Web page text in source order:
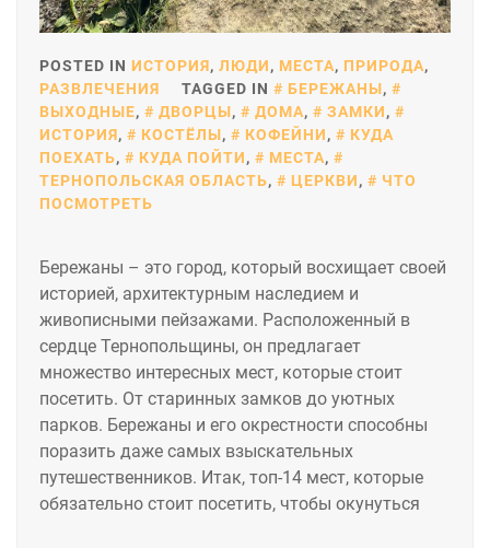
POSTED IN ИСТОРИЯ, ЛЮДИ, МЕСТА, ПРИРОДА,
РАЗВЛЕЧЕНИЯ
TAGGED IN БЕРЕЖАНЫ,
ВЫХОДНЫЕ, ДВОРЦЫ, ДОМА, ЗАМКИ,
ИСТОРИЯ, КОСТЁЛЫ, КОФЕЙНИ,
КУДА
ПОЕХАТЬ, КУДА ПОЙТИ, МЕСТА,
ТЕРНОПОЛЬСКАЯ ОБЛАСТЬ, ЦЕРКВИ,
ЧТО
ПОСМОТРЕТЬ
Бережаны – это город, который восхищает своей
историей, архитектурным наследием и
живописными пейзажами. Расположенный в
сердце Тернопольщины, он предлагает
множество интересных мест, которые стоит
посетить. От старинных замков до уютных
парков. Бережаны и его окрестности способны
поразить даже самых взыскательных
путешественников. Итак, топ-14 мест, которые
обязательно стоит посетить, чтобы окунуться